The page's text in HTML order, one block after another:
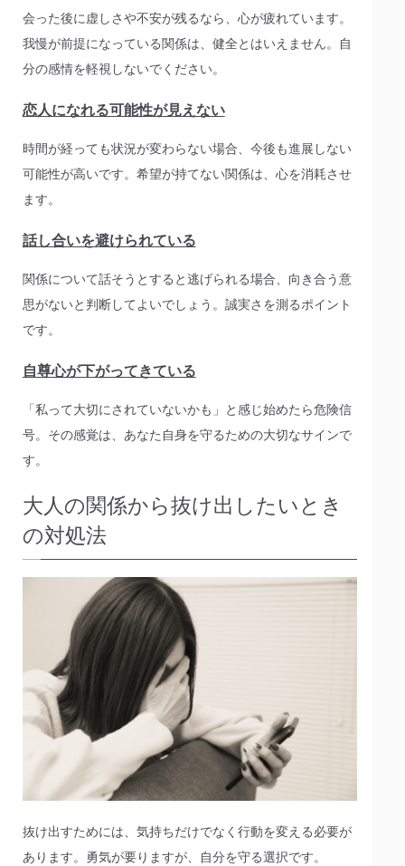
会った後に虚しさや不安が残るなら、心が疲れています。
我慢が前提になっている関係は、健全とはいえません。自
分の感情を軽視しないでください。
恋人になれる可能性が見えない
時間が経っても状況が変わらない場合、今後も進展しない
可能性が高いです。希望が持てない関係は、心を消耗させ
ます。
話し合いを避けられている
関係について話そうとすると逃げられる場合、向き合う意
思がないと判断してよいでしょう。誠実さを測るポイント
です。
自尊心が下がってきている
「私って大切にされていないかも」と感じ始めたら危険信
号。その感覚は、あなた自身を守るための大切なサインで
す。
大人の関係から抜け出したいとき
の対処法
抜け出すためには、気持ちだけでなく行動を変える必要が
あります。勇気が要りますが、自分を守る選択です。